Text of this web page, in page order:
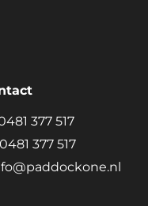
377 517
0481 377 517